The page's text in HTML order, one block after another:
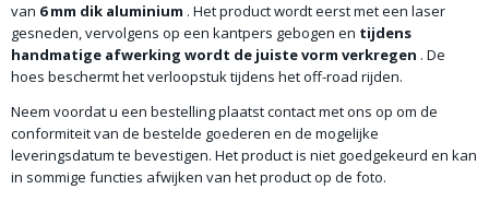
van 6 mm dik aluminium . Het product wordt eerst met een laser
gesneden, vervolgens op een kantpers gebogen en tijdens
handmatige afwerking wordt de juiste vorm verkregen . De
hoes beschermt het verloopstuk tijdens het off-road rijden.
Neem voordat u een bestelling plaatst contact met ons op om de
conformiteit van de bestelde goederen en de mogelijke
leveringsdatum te bevestigen. Het product is niet goedgekeurd en kan
in sommige functies afwijken van het product op de foto.